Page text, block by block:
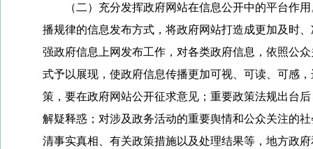
（二）充分发挥政府网站在信息公开中的平台作用
播规律的信息发布方式，将政府网站打造成更加及时
强政府信息上网发布工作，对各类政府信息，依照公
式予以展现，使政府信息传播更加可视、可读、可感
策，要在政府网站公开征求意见；重要政策法规出台
解疑释惑；对涉及政务活动的重要舆情和公众关注的
清事实真相、有关政策措施以及处理结果等，地方政